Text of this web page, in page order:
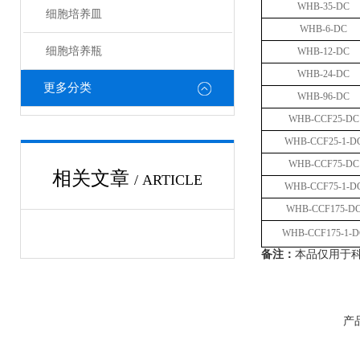
细胞培养皿
细胞培养瓶
更多分类
相关文章 / ARTICLE
WHB-35-DC
WHB-6-DC
WHB-12-DC
WHB-24-DC
WHB-96-DC
WHB-CCF25-DC
WHB-CCF25-1-
WHB-CCF75-DC
WHB-CCF75-1-
WHB-CCF175-
WHB-CCF175-1-
备注： 本品仅用于
产